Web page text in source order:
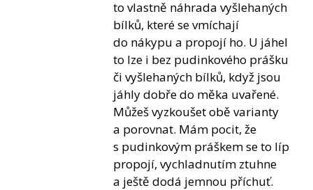
to vlastně náhrada vyšlehaných
bílků, které se vmíchají
do nákypu a propojí ho. U jáhel
to lze i bez pudinkového prášku
či vyšlehaných bílků, když jsou
jáhly dobře do měka uvařené.
Můžeš vyzkoušet obě varianty
a porovnat. Mám pocit, že
s pudinkovým práškem se to líp
propojí, vychladnutím ztuhne
a ještě dodá jemnou příchuť.